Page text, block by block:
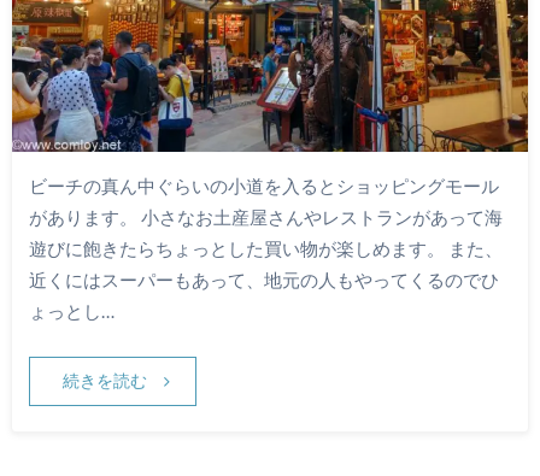
ビーチの真ん中ぐらいの小道を入るとショッピングモール
があります。 小さなお土産屋さんやレストランがあって海
遊びに飽きたらちょっとした買い物が楽しめます。 また、
近くにはスーパーもあって、地元の人もやってくるのでひ
ょっとし…
続きを読む